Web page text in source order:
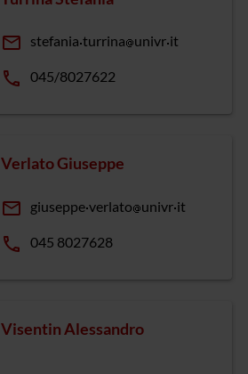
email stefania turrina univr it
phone 045/8027622
Verlato Giuseppe
email giuseppe verlato univr it
phone 045 8027628
Visentin Alessandro